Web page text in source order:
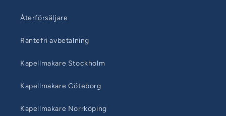
Återförsäljare
Räntefri avbetalning
Kapellmakare Stockholm
Kapellmakare Göteborg
Kapellmakare Norrköping